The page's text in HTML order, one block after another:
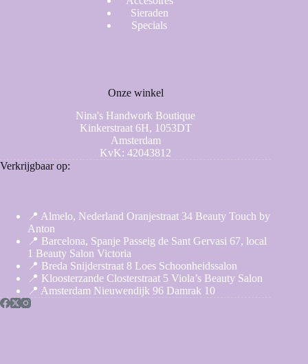
Sieraden
Specials
Onze winkel
Nina's Handwork Boutique
Kinkerstraat 6H, 1053DT
Amsterdam
KvK: 42043812
Verkrijgbaar op:
📍 Almelo, Nederland Oranjestraat 34 Beauty Touch by
Anton
📍 Barcelona, Spanje Passeig de Sant Gervasi 67, local
1 Beauty Salon Victoria
📍 Breda Snijderstraat 8 Loes Schoonheidssalon
📍 Kloosterzande Closterstraat 5 Viola’s Beauty Salon
📍 Amsterdam Nieuwendijk 96 Damrak 10